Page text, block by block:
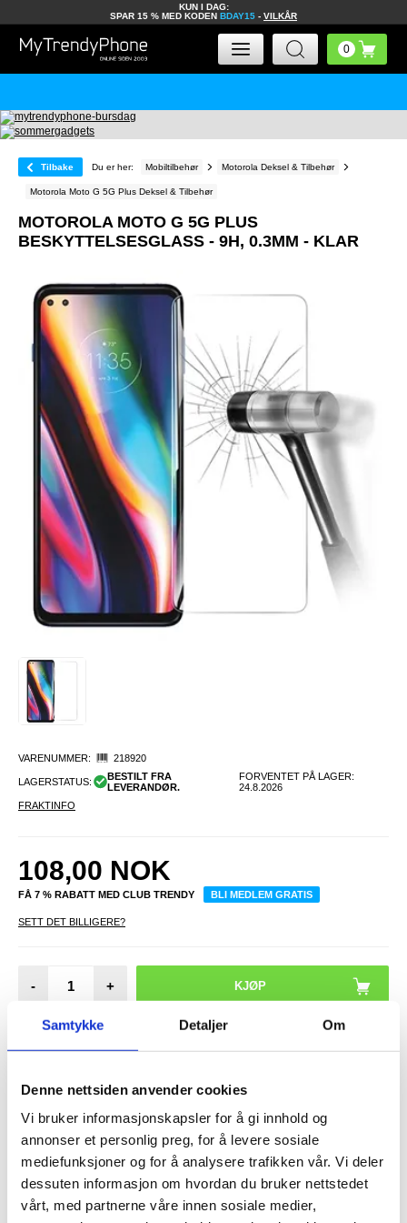
Samtykke Detaljer Om
Denne nettsiden anvender cookies
Vi bruker informasjonskapsler for å gi innhold og
annonser et personlig preg, for å levere sosiale
mediefunksjoner og for å analysere trafikken vår. Vi deler
dessuten informasjon om hvordan du bruker nettstedet
vårt, med partnerne våre innen sosiale medier,
KUN I DAG:
SPAR 15 % MED KODEN BDAY15 - VILKÅR
Tilbake Du er her: Mobiltilbehør Motorola Deksel & Tilbehør
Motorola Moto G 5G Plus Deksel & Tilbehør
MOTOROLA MOTO G 5G PLUS
BESKYTTELSESGLASS - 9H, 0.3MM - KLAR
VARENUMMER: 218920
LAGERSTATUS:
BESTILT FRA
LEVERANDØR.
FORVENTET PÅ LAGER:
24.8.2026
FRAKTINFO
108,00 NOK
FÅ 7 % RABATT MED CLUB TRENDY BLI MEDLEM GRATIS
SETT DET BILLIGERE?
- +
LIVE CHAT
Beskrivelse Anmeldelser
Skjermbeskytter i Herdet Glass til Motorola Moto G 5G Plus - 9H,
Et knustsikker herdet glass til Motorola Moto G 5G Plus - den holder
berøringsskjermen i perfekt stand. Hold Motorola Moto G 5G Plus-